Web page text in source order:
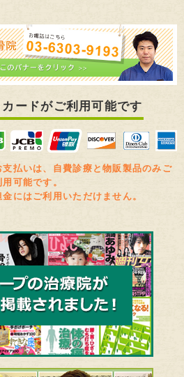
ードがご利用可能です
払いは、自費診療と物販製品のみご
用可能です。
にはご利用いただけません。